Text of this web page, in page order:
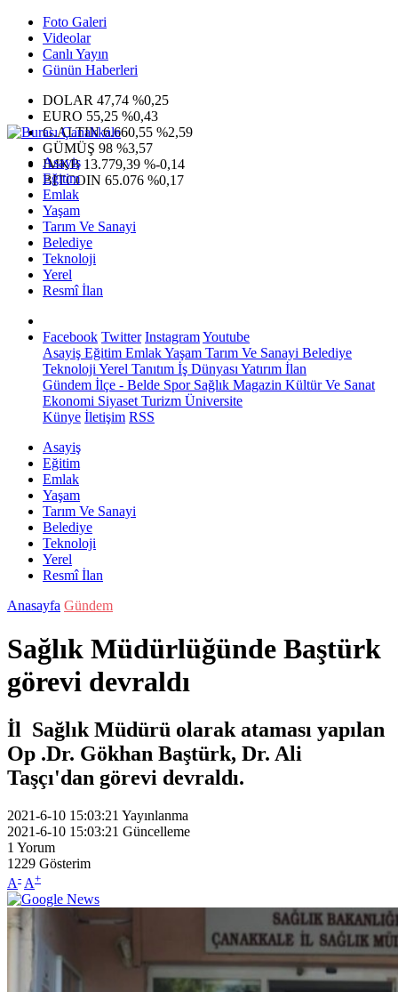
Foto Galeri
Videolar
Canlı Yayın
Günün Haberleri
DOLAR 47,74 %0,25
EURO 55,25 %0,43
G.ALTIN6.660,55 %2,59
GÜMÜŞ 98 %3,57
IMKB 13.779,39 %-0,14
BITCOIN 65.076 %0,17
Asayiş
Eğitim
Emlak
Yaşam
Tarım Ve Sanayi
Belediye
Teknoloji
Yerel
Resmî İlan
Facebook Twitter InstagramYoutube
Asayiş Eğitim EmlakYaşam Tarım Ve Sanayi Belediye
Teknoloji Yerel Tanıtım İş Dünyası Yatırım İlan
Gündem İlçe - Belde SporSağlık Magazin Kültür Ve Sanat
Ekonomi Siyaset Turizm Üniversite
Künye İletişim RSS
Asayiş
Eğitim
Emlak
Yaşam
Tarım Ve Sanayi
Belediye
Teknoloji
Yerel
Resmî İlan
Anasayfa Gündem
Sağlık Müdürlüğünde Baştürk
görevi devraldı
İl Sağlık Müdürü olarak ataması yapılan
Op .Dr. Gökhan Baştürk, Dr. Ali
Taşçı'dan görevi devraldı.
2021-6-10 15:03:21 Yayınlanma
2021-6-10 15:03:21 Güncelleme
1 Yorum
1229 Gösterim
A- A+